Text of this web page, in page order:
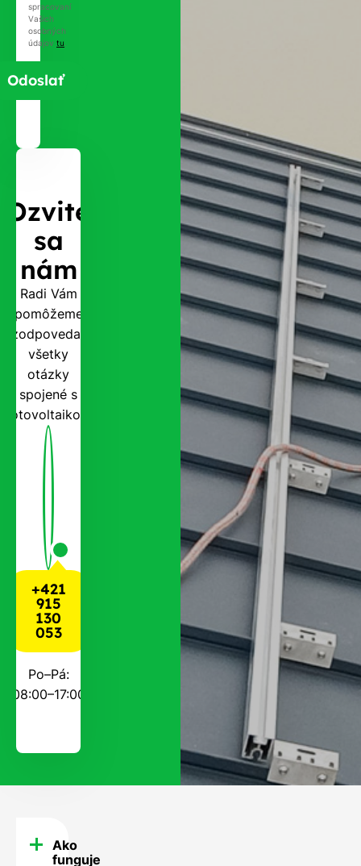
Ozvite
sa
nám
Radi Vám
pomôžeme
zodpovedať
všetky
otázky
spojené s
fotovoltaikou.
+421
915
130
053
Po–Pá:
08:00–17:00
spracovaní
Vašich
osobných
údajov tu
FAQAko
funguje